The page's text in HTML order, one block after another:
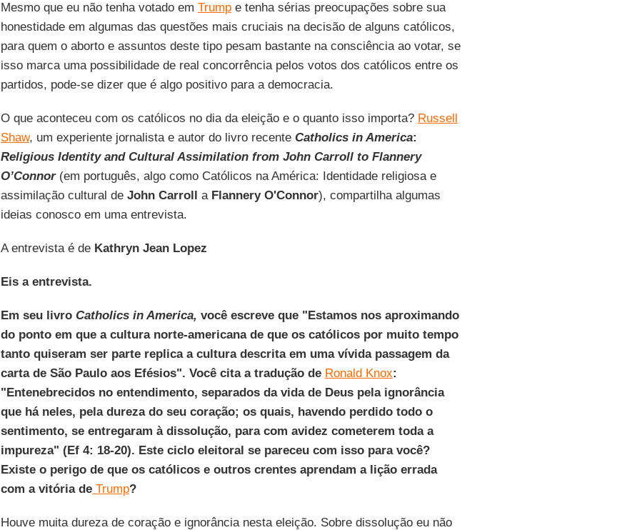
Mesmo que eu não tenha votado em Trumpe tenha sérias preocupações sobre sua
honestidade em algumas das questões mais cruciais na decisão de alguns católicos,
para quem o aborto e assuntos deste tipo pesam bastante na consciência ao votar, se
isso marca uma possibilidade de real concorrência pelos votos dos católicos entre os
partidos, pode-se dizer que é algo positivo para a democracia.
O que aconteceu com os católicos no dia da eleição e o quanto isso importa? Russell
Shaw, um experiente jornalista e autor do livro recente Catholics in America:
Religious Identity and Cultural Assimilation from John Carroll to Flannery
O’Connor (em português, algo como Católicos na América: Identidade religiosa e
assimilação cultural de John Carroll a Flannery O'Connor), compartilha algumas
ideias conosco em uma entrevista.
A entrevista é de Kathryn Jean Lopez
Eis a entrevista.
Em seu livro Catholics in America, você escreve que "Estamos nos aproximando
do ponto em que a cultura norte-americana de que os católicos por muito tempo
tanto quiseram ser parte replica a cultura descrita em uma vívida passagem da
carta de São Paulo aos Efésios". Você cita a tradução de Ronald Knox:
"Entenebrecidos no entendimento, separados da vida de Deus pela ignorância
que há neles, pela dureza do seu coração; os quais, havendo perdido todo o
sentimento, se entregaram à dissolução, para com avidez cometerem toda a
impureza" (Ef 4: 18-20). Este ciclo eleitoral se pareceu com isso para você?
Existe o perigo de que os católicos e outros crentes aprendam a lição errada
com a vitória deTrump?
Houve muita dureza de coração e ignorância nesta eleição. Sobre dissolução eu não